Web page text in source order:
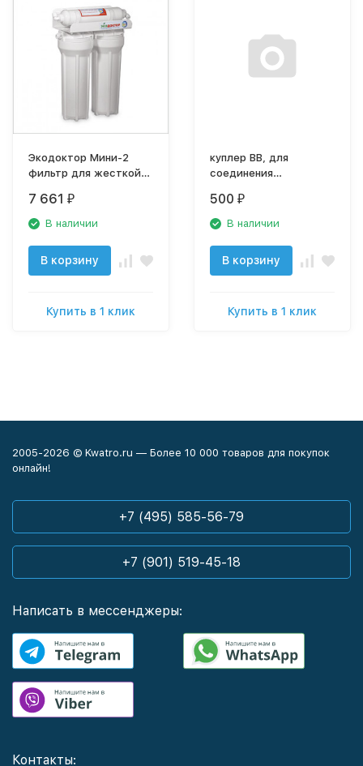
Экодоктор Мини-2
фильтр для жесткой
7 661 ₽
В наличии
В корзину
Купить в 1 клик
куплер BB, для
соединения
50612
500 ₽
В наличии
В корзину
Купить в 1 клик
2005-2026 © Kwatro.ru — Более 10 000 товаров для покупок
онлайн!
+7 (495) 585-56-79
+7 (901) 519-45-18
Написать в мессенджеры:
Контакты: